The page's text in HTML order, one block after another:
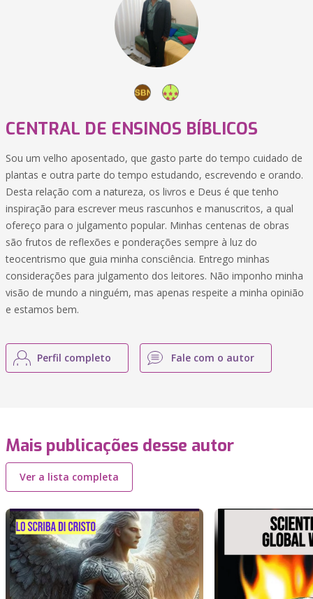
CENTRAL DE ENSINOS BÍBLICOS
Sou um velho aposentado, que gasto parte do tempo cuidado de
plantas e outra parte do tempo estudando, escrevendo e orando.
Desta relação com a natureza, os livros e Deus é que tenho
inspiração para escrever meus rascunhos e manuscritos, a qual
ofereço para o julgamento popular. Minhas centenas de obras
são frutos de reflexões e ponderações sempre à luz do
teocentrismo que guia minha consciência. Entrego minhas
considerações para julgamento dos leitores. Não imponho minha
visão de mundo a ninguém, mas apenas respeite a minha opinião
e estamos bem.
Perfil completo Fale com o autor
Mais publicações desse autor
Ver a lista completa